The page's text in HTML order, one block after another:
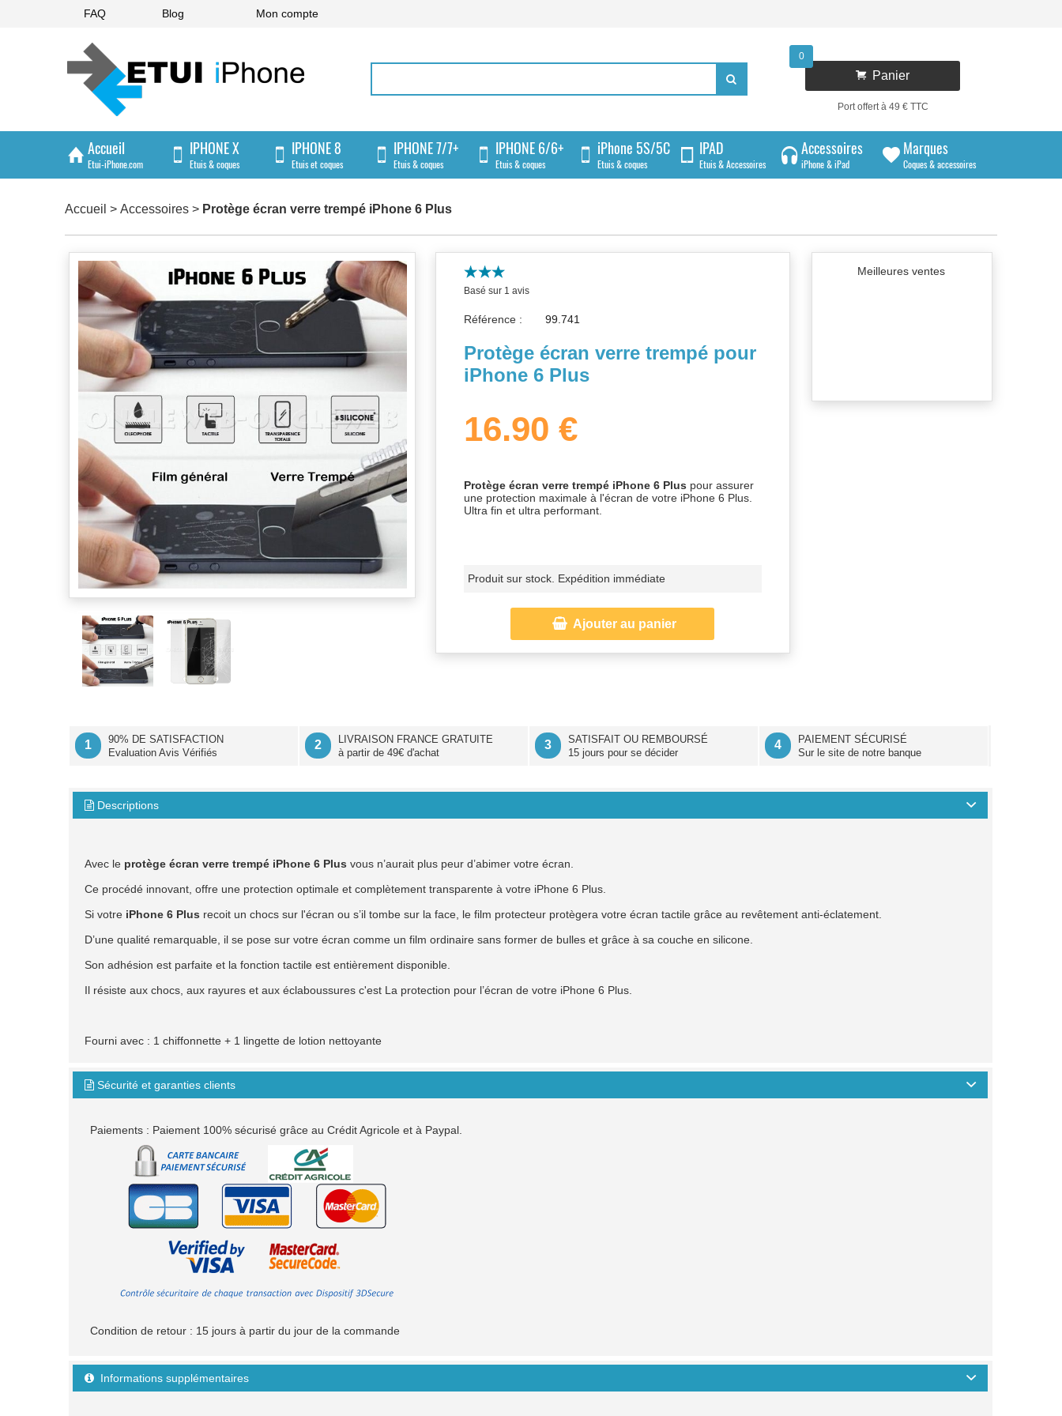
FAQ Blog Mon compte

0
Panier
Port offert à 49 € TTC
Accueil
Etui-iPhone.com
IPHONE X
Etuis & coques
IPHONE 8
Etuis et coques
IPHONE 7/7+
Etuis & coques
IPHONE 6/6+
Etuis & coques
iPhone 5S/5C
Etuis & coques
IPAD
Etuis & Accessoires
Accessoires
iPhone & iPad
Marques
Coques & accessoires
Etuis et coques
Accueil > Accessoires > Protège écran verre trempé iPhone 6 Plus
Basé sur 1 avis
Référence :
Protège écran verre trempé pour
iPhone 6 Plus
16.90 €
Protège écran verre trempé iPhone 6 Plus pour assurer
une protection maximale à l'écran de votre iPhone 6 Plus.
Ultra fin et ultra performant.
Produit sur stock. Expédition immédiate
Ajouter au panier
Meilleures ventes
1
90% DE SATISFACTION
Evaluation Avis Vérifiés
2
LIVRAISON FRANCE GRATUITE
à partir de 49€ d'achat
3
SATISFAIT OU REMBOURSÉ
15 jours pour se décider
4
PAIEMENT SÉCURISÉ
Sur le site de notre banque
 Descriptions
Avec le protège écran verre trempé iPhone 6 Plus vous n’aurait plus peur d’abimer votre écran.
Ce procédé innovant, offre une protection optimale et complètement transparente à votre iPhone 6 Plus.
Si votre iPhone 6 Plus recoit un chocs sur l'écran ou s’il tombe sur la face, le film protecteur protègera votre écran tactile grâce au revêtement anti-éclatement.
D’une qualité remarquable, il se pose sur votre écran comme un film ordinaire sans former de bulles et grâce à sa couche en silicone.
Son adhésion est parfaite et la fonction tactile est entièrement disponible.
Il résiste aux chocs, aux rayures et aux éclaboussures c'est La protection pour l’écran de votre iPhone 6 Plus.
Fourni avec : 1 chiffonnette + 1 lingette de lotion nettoyante
 Sécurité et garanties clients
Paiements : Paiement 100% sécurisé grâce au Crédit Agricole et à Paypal.
Condition de retour : 15 jours à partir du jour de la commande
 Informations supplémentaires